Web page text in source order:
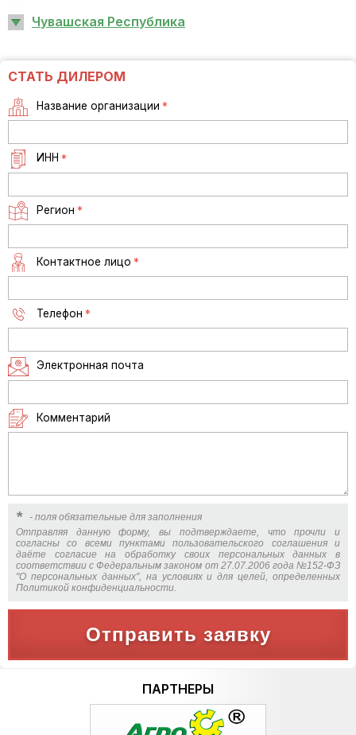
Чувашская Республика
СТАТЬ ДИЛЕРОМ
Название организации *
ИНН *
Регион *
Контактное лицо *
Телефон *
Электронная почта
Комментарий
*- поля обязательные для заполнения
Отправляя данную форму, вы подтверждаете, что прочли и
согласны со всеми пунктами пользовательского соглашения и
даёте согласие на обработку своих персональных данных в
соответствии с Федеральным законом от 27.07.2006 года №152-ФЗ
"О персональных данных", на условиях и для целей, определенных
Политикой конфиденциальности.
Отправить заявку
ПАРТНЕРЫ